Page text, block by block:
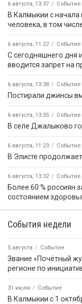
6 августа, 13:37 Событие
В Калмыкии с начала
человека, в том
6 августа, 11:22 Событие
С сегодняшнего дня
вводится запрет на
6 августа, 13:38 Событие
Постирали джинсы
6 августа, 13:35 Событие
В селе Джалыково
6 августа, 11:23 Событие
В Элисте
6 августа, 13:32 Событие
Более 60 % россиян
состоянием
События недели
5 августа Событие
Звание «Почётный
регионе по
31 июля Событие
В Калмыкии с 1